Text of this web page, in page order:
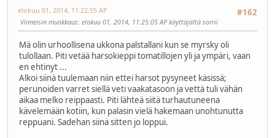
#162
elokuu 01, 2014, 11:22:55 AP
Viimeisin muokkaus: elokuu 01, 2014, 11:25:05 AP käyttäjältä sorrii
Mä olin urhoollisena ukkona palstallani kun se myrsky oli
tulollaan. Piti vetää harsokieppi tomatillojen yli ja ympäri, vaan
en ehtinyt ...
Alkoi siinä tuulemaan niin ettei harsot pysyneet käsissä;
perunoiden varret siellä veti vaakatasoon ja vettä tuli vähän
aikaa melko reippaasti. Piti lähteä siitä turhautuneena
kävelemään kotiin, kun palasin vielä hakemaan unohtunutta
reppuani. Sadehan siinä sitten jo loppui.